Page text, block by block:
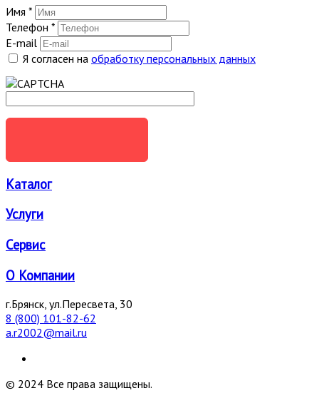
Имя *
Телефон *
E-mail
Я согласен на обработку персональных данных
Каталог
Услуги
Сервис
О Компании
г.Брянск, ул.Пересвета, 30
8 (800) 101-82-62
a.r2002@mail.ru
© 2024 Все права защищены.